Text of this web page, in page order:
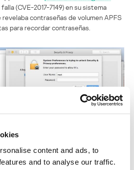
content and ads, to
and to analyse our traffic.
(CVE-2017-7149) en su sistema
contraseñas de volumen APFS
para recordar contraseñas.
por Patrick Wardle